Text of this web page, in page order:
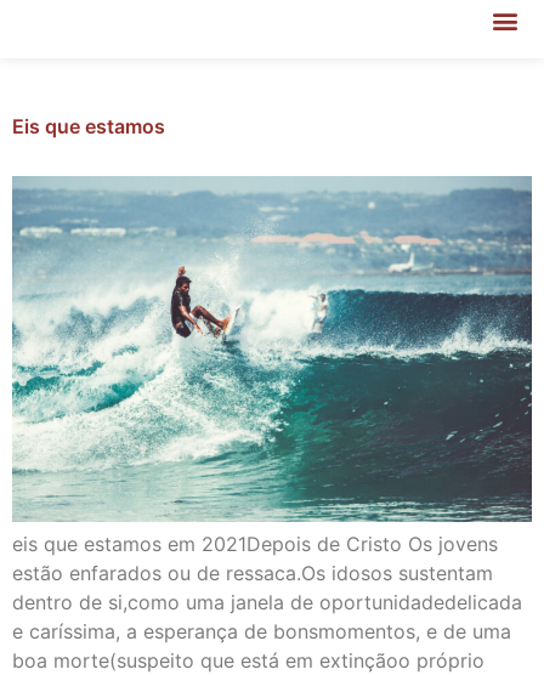
Eis que estamos
eis que estamos em 2021Depois de Cristo Os jovens
estão enfarados ou de ressaca.Os idosos sustentam
dentro de si,como uma janela de oportunidadedelicada
e caríssima, a esperança de bonsmomentos, e de uma
boa morte(suspeito que está em extinçãoo próprio